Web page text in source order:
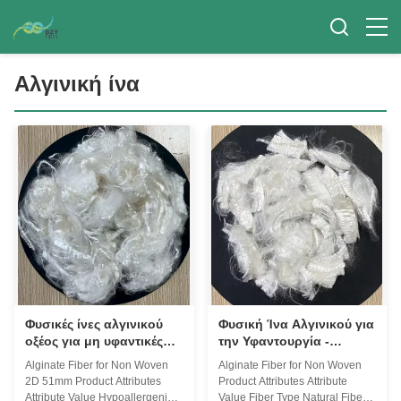
Αλγινική ίνα
Φυσικές ίνες αλγινικού
οξέος για μη υφαντικές
ίνες υψηλής
απορρόφησης
Alginate Fiber for Non Woven
2D 51mm Product Attributes
Attribute Value Hypoallergenic
Φυσική Ίνα Αλγινικού για
την Υφαντουργία -
Αντιμικροβιακή &
Οικολογική
Alginate Fiber for Non Woven
Product Attributes Attribute
Value Fiber Type Natural Fiber